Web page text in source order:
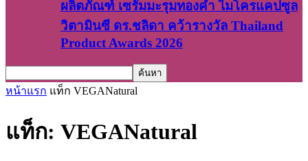
ผลิตภัณฑ์ เซรั่มมะรุมทองคำ ไมโครแคปซูล
วิตามินซี ดร.ชลิดา คว้ารางวัล Thailand
Product Awards 2026
หน้าแรก แท็ก VEGANatural
แท็ก: VEGANatural